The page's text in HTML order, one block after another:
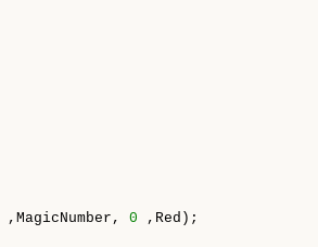
,MagicNumber, 0 ,Red);